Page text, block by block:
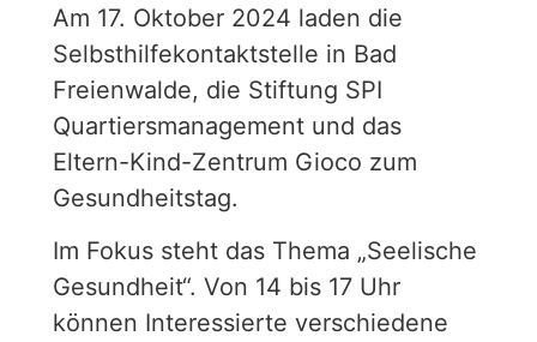
Am 17. Oktober 2024 laden die
Selbsthilfekontaktstelle in Bad
Freienwalde, die Stiftung SPI
Quartiersmanagement und das
Eltern-Kind-Zentrum Gioco zum
Gesundheitstag.
Im Fokus steht das Thema „Seelische
Gesundheit“. Von 14 bis 17 Uhr
können Interessierte verschiedene